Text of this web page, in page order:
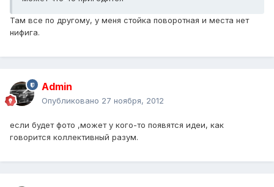
Там все по другому, у меня стойка поворотная и места нет
нифига.
Admin
Опубликовано 27 ноября, 2012
если будет фото ,может у кого-то появятся идеи, как
говорится коллективный разум.